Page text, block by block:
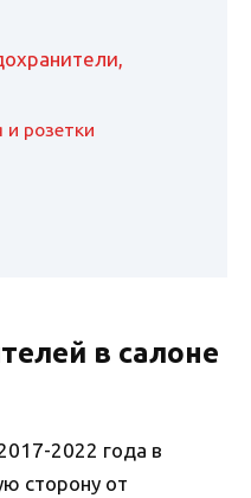
и розетки
в салоне
2022 года в
сторону от